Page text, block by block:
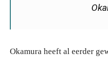
Okamura heeft al eerder